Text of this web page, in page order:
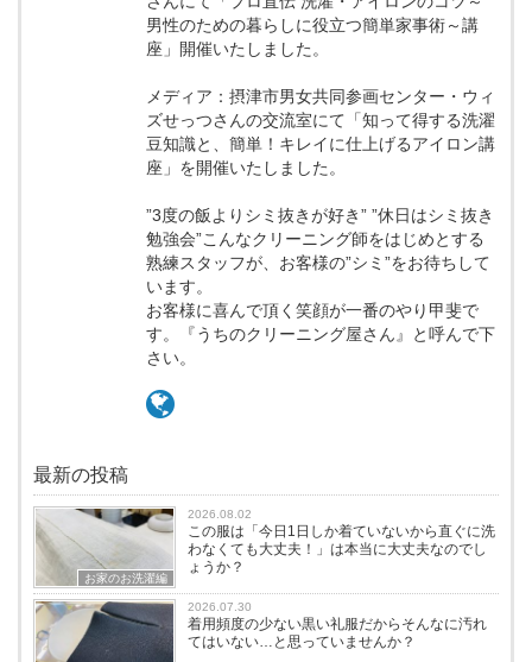
男性のための暮らしに役立つ簡単家事術～講
座」開催いたしました。
メディア：摂津市男女共同参画センター・ウィ
ズせっつさんの交流室にて「知って得する洗濯
豆知識と、簡単！キレイに仕上げるアイロン講
座」を開催いたしました。
”3度の飯よりシミ抜きが好き” ”休日はシミ抜き
勉強会”こんなクリーニング師をはじめとする
熟練スタッフが、お客様の”シミ”をお待ちして
います。
お客様に喜んで頂く笑顔が一番のやり甲斐で
す。『うちのクリーニング屋さん』と呼んで下
さい。
最新の投稿
お家のお洗濯編
2026.08.02
この服は「今日1日しか着ていないから直ぐに洗
わなくても大丈夫！」は本当に大丈夫なのでし
ょうか？
2026.07.30
着用頻度の少ない黒い礼服だからそんなに汚れ
てはいない…と思っていませんか？